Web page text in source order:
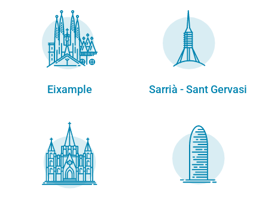
Eixample Sarrià - Sant Gervasi